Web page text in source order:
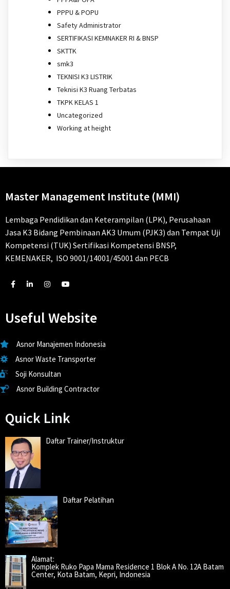
PPPU & POPU
Safety Administrator
SERTIFIKASI KEMNAKER RI & BNSP
SKTTK
smk3
TEKNISI K3 LISTRIK
Teknisi K3 Ruang Terbatas
TKPK KELAS 1
Uncategorized
Working at height
Master Management Institute (MMI)
Lembaga Pendidikan dan Keterampilan (LPK), Perusahaan
Jasa K3 Bidang Pembinaan AK3 Umum (PJK3) dan Tempat Uji
Kompetensi (TUK) Sertifikasi Kompetensi BNSP,
KEMENAKER, ISO 9001/14001/45001 dan PECB
Useful Website
Asnor Manajemen Indonesia
Asnor Waste Transporter
Soji Konsultan
Asnor Building Contractor
Quick Link
Daftar Trainer/Instruktur
Daftar Pelatihan
Alamat:
Komplek Ruko Papa Mama Residence 1 Blok A No. 12A Batam
Center, Kota Batam, Kepri, Indonesia